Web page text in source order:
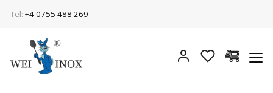
Tel: +4 0755 488 269